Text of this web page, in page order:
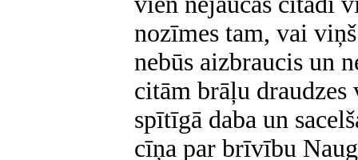
nozīmes tam, vai
nebūs aizbraucis un
citām brāļu
spītīgā daba un
cīņa par brīvību